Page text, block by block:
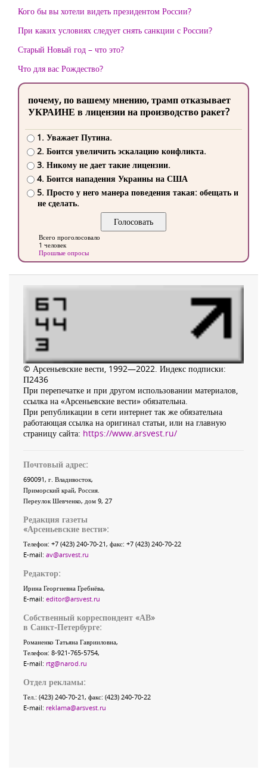
Кого бы вы хотели видеть президентом России?
При каких условиях следует снять санкции с России?
Старый Новый год – что это?
Что для вас Рождество?
почему, по вашему мнению, трамп отказывает
УКРАИНЕ в лицензии на производство ракет?
1. Уважает Путина.
2. Боится увеличить эскалацию конфликта.
3. Никому не дает такие лицензии.
4. Боится нападения Украины на США
5. Просто у него манера поведения такая: обещать и
не сделать.
Всего проголосовало
1 человек
Прошлые опросы
© Арсеньевские вести, 1992—2022. Индекс подписки:
П2436
При перепечатке и при другом использовании материалов,
ссылка на «Арсеньевские вести» обязательна.
При републикации в сети интернет так же обязательна
работающая ссылка на оригинал статьи, или на главную
страницу сайта: https://www.arsvest.ru/
Почтовый адрес:
690091, г. Владивосток,
Приморский край, Россия
Переулок Шевченко, дом 9, 27
Редакция газеты
«Арсеньевские вести»:
Телефон: +7 (423) 240-70-21, факс: +7 (423) 240-70-22
E-mail: av@arsvest.ru
Редактор:
Ирина Георгиевна Гребнёва,
E-mail: editor@arsvest.ru
Собственный корреспондент «АВ»
в Санкт-Петербурге:
Романенко Татьяна Гаврииловна,
Телефон: 8-921-765-5754,
E-mail: rtg@narod.ru
Отдел рекламы:
Тел.: (423) 240-70-21, факс: (423) 240-70-22
E-mail: reklama@arsvest.ru